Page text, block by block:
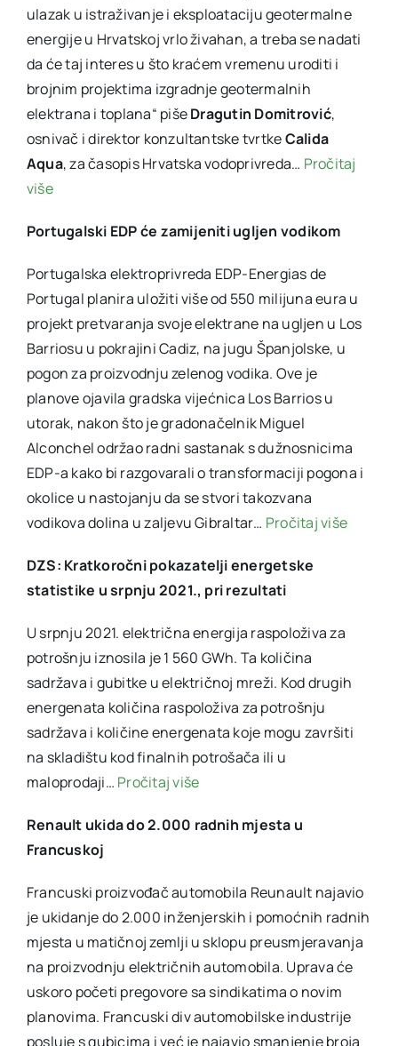
ulazak u istraživanje i eksploataciju geotermalne
energije u Hrvatskoj vrlo živahan, a treba se nadati
da će taj interes u što kraćem vremenu uroditi i
brojnim projektima izgradnje geotermalnih
elektrana i toplana“ pišeDragutin Domitrović,
osnivač i direktor konzultantske tvrtkeCalida
Aqua, za časopis Hrvatska vodoprivreda… Pročitaj
više
Portugalski EDP će zamijeniti ugljen vodikom
Portugalska elektroprivreda EDP-Energias de
Portugal planira uložiti više od 550 milijuna eura u
projekt pretvaranja svoje elektrane na ugljen u Los
Barriosu u pokrajini Cadiz, na jugu Španjolske, u
pogon za proizvodnju zelenog vodika. Ove je
planove ojavila gradska vijećnica Los Barrios u
utorak, nakon što je gradonačelnik Miguel
Alconchel održao radni sastanak s dužnosnicima
EDP-a kako bi razgovarali o transformaciji pogona i
okolice u nastojanju da se stvori takozvana
vodikova dolina u zaljevu Gibraltar… Pročitaj više
DZS: Kratkoročni pokazatelji energetske
statistike u srpnju 2021., pri rezultati
U srpnju 2021. električna energija raspoloživa za
potrošnju iznosila je 1 560 GWh. Ta količina
sadržava i gubitke u električnoj mreži. Kod drugih
energenata količina raspoloživa za potrošnju
sadržava i količine energenata koje mogu završiti
na skladištu kod finalnih potrošača ili u
maloprodaji… Pročitaj više
Renault ukida do 2.000 radnih mjesta u
Francuskoj
Francuski proizvođač automobila Reunault najavio
je ukidanje do 2.000 inženjerskih i pomoćnih radnih
mjesta u matičnoj zemlji u sklopu preusmjeravanja
na proizvodnju električnih automobila. Uprava će
uskoro početi pregovore sa sindikatima o novim
planovima. Francuski div automobilske industrije
posluje s gubicima i već je najavio smanjenje broja